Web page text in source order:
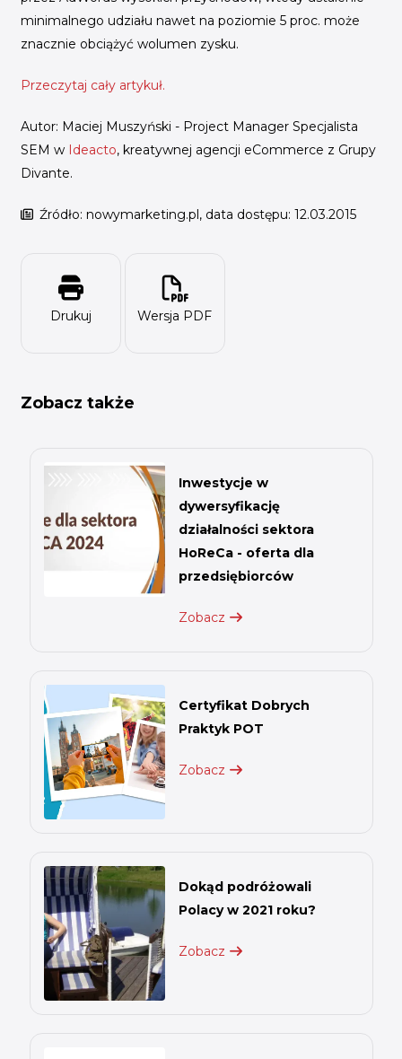
minimalnego udziału nawet na poziomie 5 proc. może
znacznie obciążyć wolumen zysku.
Przeczytaj cały artykuł.
Autor: Maciej Muszyński - Project Manager Specjalista
SEM w Ideacto, kreatywnej agencji eCommerce z Grupy
Divante.
Źródło: nowymarketing.pl, data dostępu: 12.03.2015
Drukuj Wersja PDF
Zobacz także
Inwestycje w
dywersyfikację
działalności sektora
HoReCa - oferta dla
przedsiębiorców
Zobacz
Certyfikat Dobrych
Praktyk POT
Zobacz
Dokąd podróżowali
Polacy w 2021 roku?
Zobacz